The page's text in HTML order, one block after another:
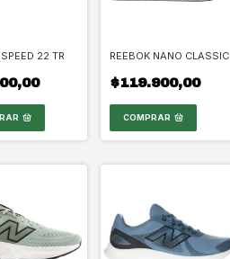
22 TR REEBOK NANO CLASSIC
$119.900,00
COMPRAR